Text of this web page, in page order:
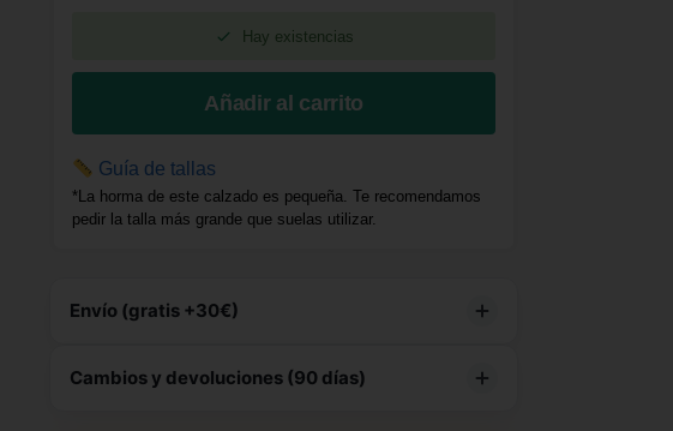
Hay existencias
Añadir al carrito
Guía de tallas
*La horma de este calzado es pequeña. Te recomendamos
pedir la talla más grande que suelas utilizar.
Envío (gratis +30€)
Cambios y devoluciones (90 días)